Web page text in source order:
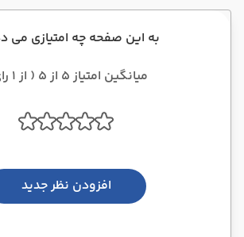
به این صفحه چه امتیازی می
میانگین امتیاز 5 از 5 ( از 1 رای )
افزودن نظر جدید